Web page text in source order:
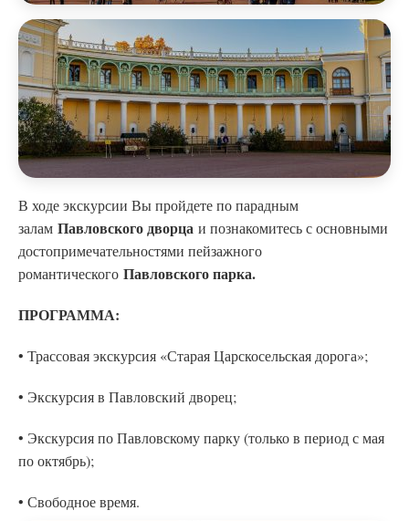
В ходе экскурсии Вы пройдете по парадным
залам Павловского дворца и познакомитесь с основными
достопримечательностями пейзажного
романтического Павловского парка.
ПРОГРАММА:
• Трассовая экскурсия «Старая Царскосельская дорога»;
• Экскурсия в Павловский дворец;
• Экскурсия по Павловскому парку (только в период с мая
по октябрь);
• Свободное время.